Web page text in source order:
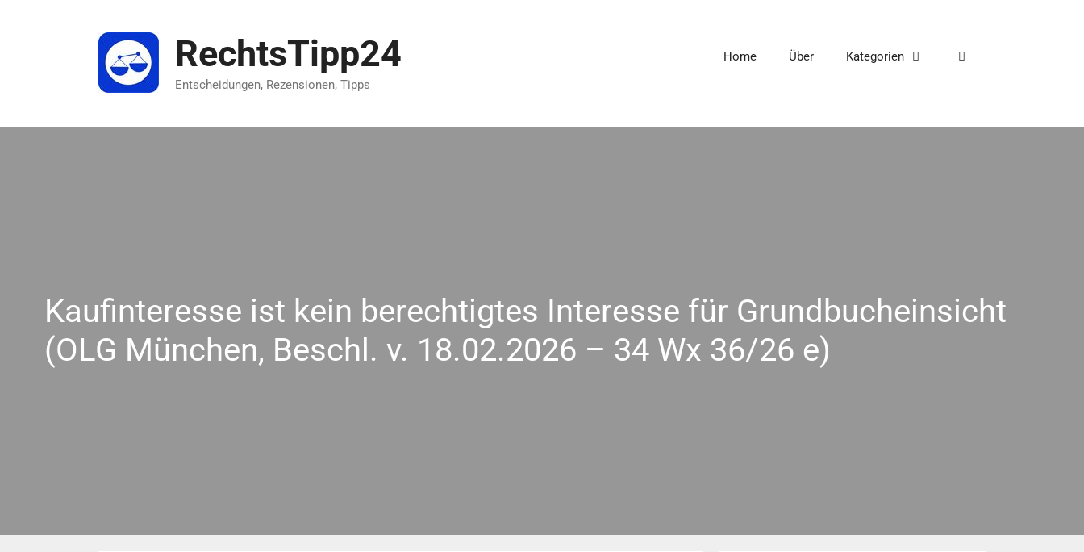
RechtsTipp24
Entscheidungen, Rezensionen, Tipps
Home Über Kategorien
Kaufinteresse ist kein berechtigtes Interesse für Grundbucheinsicht
(OLG München, Beschl. v. 18.02.2026 – 34 Wx 36/26 e)